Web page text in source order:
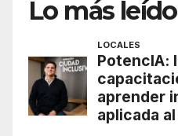
Lo más leído